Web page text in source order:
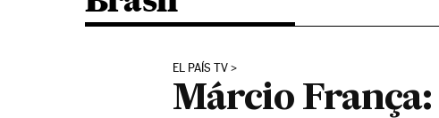
EL PAÍS TV
Márcio